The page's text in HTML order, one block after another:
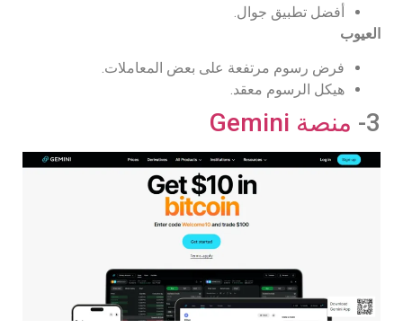
أفضل تطبيق جوال.
العيوب
فرض رسوم مرتفعة على بعض المعاملات.
هيكل الرسوم معقد.
3- منصة Gemini